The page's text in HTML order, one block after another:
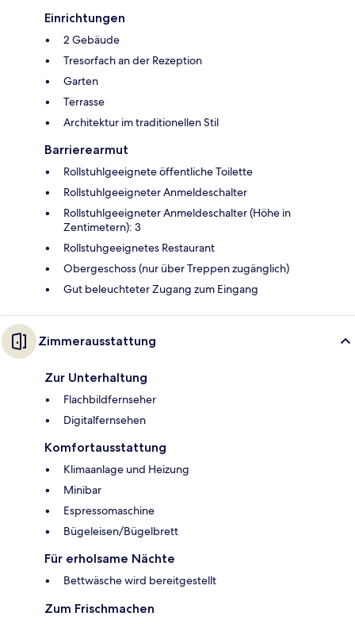
Einrichtungen
2 Gebäude
Tresorfach an der Rezeption
Garten
Terrasse
Architektur im traditionellen Stil
Barrierearmut
Rollstuhlgeeignete öffentliche Toilette
Rollstuhlgeeigneter Anmeldeschalter
Rollstuhlgeeigneter Anmeldeschalter (Höhe in
Zentimetern): 3
Rollstuhgeeignetes Restaurant
Obergeschoss (nur über Treppen zugänglich)
Gut beleuchteter Zugang zum Eingang
Zimmerausstattung
Zur Unterhaltung
Flachbildfernseher
Digitalfernsehen
Komfortausstattung
Klimaanlage und Heizung
Minibar
Espressomaschine
Bügeleisen/Bügelbrett
Für erholsame Nächte
Bettwäsche wird bereitgestellt
Zum Frischmachen